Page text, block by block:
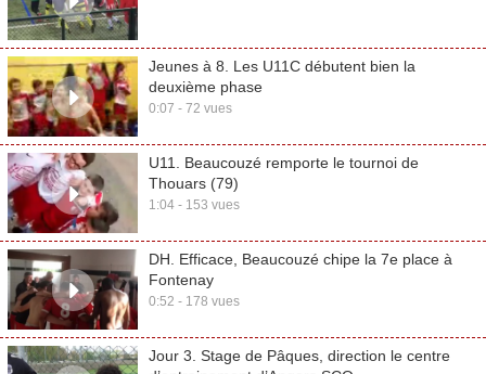
Jeunes à 8. Les U11C débutent bien la
deuxième phase
0:07 - 72 vues
U11. Beaucouzé remporte le tournoi de
Thouars (79)
1:04 - 153 vues
DH. Efficace, Beaucouzé chipe la 7e place à
Fontenay
0:52 - 178 vues
Jour 3. Stage de Pâques, direction le centre